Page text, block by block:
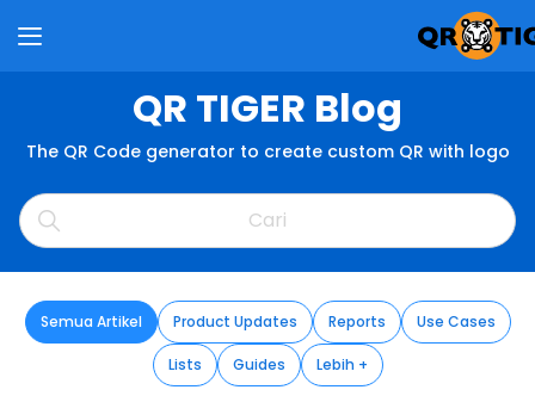
QR TIGER Blog
The QR Code generator to create custom QR with logo
Semua Artikel Product Updates Reports Use Cases
Lists Guides Lebih +